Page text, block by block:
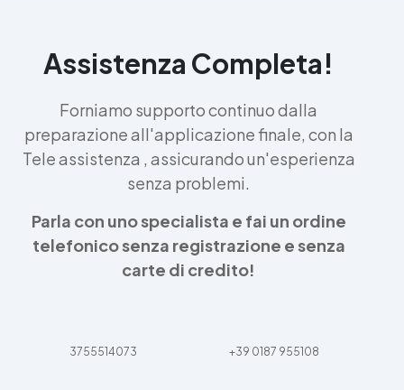
Assistenza Completa!
Forniamo supporto continuo dalla
preparazione all'applicazione finale, con la
Tele assistenza , assicurando un'esperienza
senza problemi.
Parla con uno specialista e fai un ordine
telefonico senza registrazione e senza
carte di credito!
3755514073 +39 0187 955108